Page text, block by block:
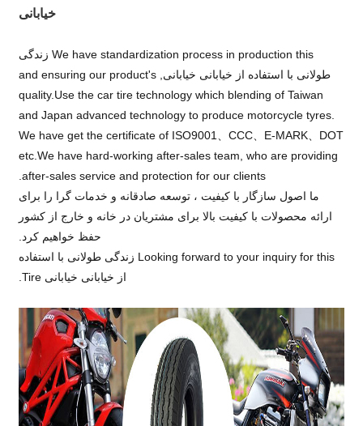
خیابانی
We have standardization process in production this زندگی
طولانی با استفاده از خیابانی خیابانی, and ensuring our product's
quality.Use the car tire technology which blending of Taiwan
and Japan advanced technology to produce motorcycle tyres.
We have get the certificate of ISO9001、CCC、E-MARK、DOT
etc.We have hard-working after-sales team, who are providing
after-sales service and protection for our clients.
ما اصول سازگار با کیفیت ، توسعه صادقانه و خدمات گرا را برای
ارائه محصولات با کیفیت بالا برای مشتریان در خانه و خارج از کشور
حفظ خواهیم کرد.
Looking forward to your inquiry for this زندگی طولانی با استفاده
از خیابانی خیابانی Tire.